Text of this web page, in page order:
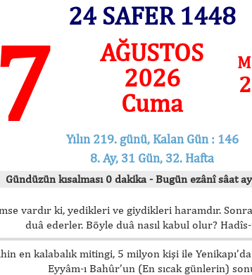
24 SAFER 1448
7
AĞUSTOS
2026
Cuma
Yılın 219. günü, Kalan Gün : 146
8. Ay, 31 Gün, 32. Hafta
Gündüzün kısalması 0 dakika - Bugün ezânî sâat
vardır ki, yedikleri ve giydikleri haramdır.
duâ ederler. Böyle duâ nasıl kabul olur?
en kalabalık mitingi, 5 milyon kişi ile
Eyyâm-ı Bahûr’un (En sıcak günlerin)